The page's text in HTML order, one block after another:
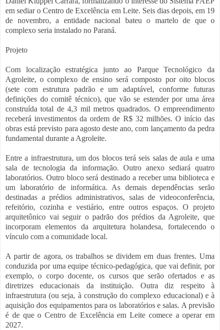
em sediar o Centro de Excelência em Leite. Seis dias depois, em 19
de novembro, a entidade nacional bateu o martelo de que o
complexo seria instalado no Paraná.
Projeto
Com localização estratégica junto ao Parque Tecnológico da
Agroleite, o complexo de ensino será composto por oito blocos
(sete com estrutura padrão e um adaptável, conforme futuras
definições do comitê técnico), que vão se estender por uma área
construída total de 4,3 mil metros quadrados. O empreendimento
receberá investimentos da ordem de R$ 32 milhões. O início das
obras está previsto para agosto deste ano, com lançamento da pedra
fundamental durante a Agroleite.
Entre a infraestrutura, um dos blocos terá seis salas de aula e uma
sala de tecnologia da informação. Outro anexo sediará quatro
laboratórios. Outro bloco será destinado a receber uma biblioteca e
um laboratório de informática. As demais dependências serão
destinadas a prédios administrativos, salas de videoconferência,
refeitório, cozinha e vestiário, entre outros espaços. O projeto
arquitetônico vai seguir o padrão dos prédios da Agroleite, que
incorporam elementos da arquitetura holandesa, fortalecendo o
vínculo com a comunidade local.
A partir de agora, os trabalhos se dividem em duas frentes. Uma
conduzida por uma equipe técnico-pedagógica, que vai definir, por
exemplo, o corpo docente, os cursos que serão ofertados e as
diretrizes educacionais da instituição. Outra diz respeito à
infraestrutura (ou seja, à construção do complexo educacional) e à
aquisição dos equipamentos para os laboratórios e salas. A previsão
é de que o Centro de Excelência em Leite comece a operar em
2027.